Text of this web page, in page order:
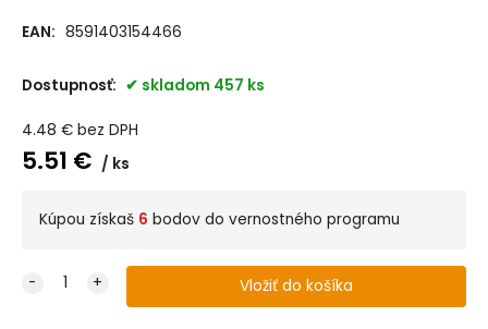
EAN: 8591403154466
Dostupnosť: skladom 457 ks
4.48 € bez DPH
5.51 € ks
Kúpou získaš 6 bodov do vernostného programu